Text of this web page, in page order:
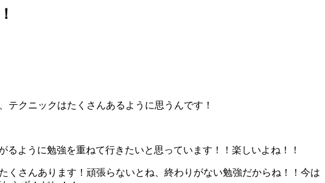
クニックはたくさんあるように思うんです！
ように勉強を重ねて行きたいと思っています！！楽しいよね！！
さんあります！頑張らないとね、終わりがない勉強だからね！！今は